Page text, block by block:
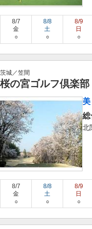
8/7
金
○
8/8
土
○
8/9
日
○
茨城／笠間
桜の宮ゴルフ倶楽部
総
北
8/7
金
○
8/8
土
○
8/9
日
○